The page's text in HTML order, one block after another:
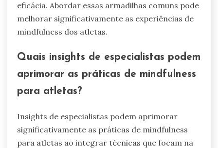
eficácia. Abordar essas armadilhas comuns pode
melhorar significativamente as experiências de
mindfulness dos atletas.
Quais insights de especialistas podem
aprimorar as práticas de mindfulness
para atletas?
Insights de especialistas podem aprimorar
significativamente as práticas de mindfulness
para atletas ao integrar técnicas que focam na